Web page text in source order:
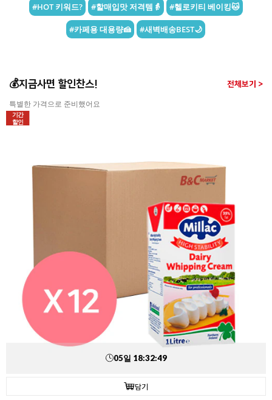
#HOT 키워드? #할매입맛 저격템👵 #헬로키티 베이킹🐱
#카페용 대용량🍰 #새벽배송BEST🌙
💰지금사면 할인찬스! 전체보기 >
특별한 가격으로 준비했어요
기간
할인
05일 18:32:48
담기